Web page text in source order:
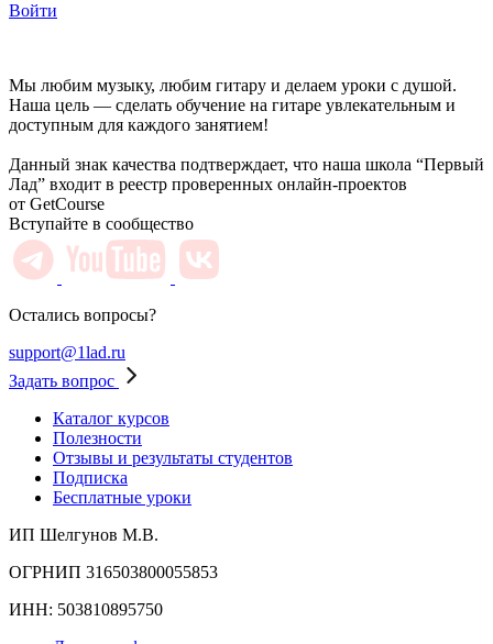
Войти
Мы любим музыку, любим гитару и делаем уроки с душой.
Наша цель — сделать обучение на гитаре увлекательным и
доступным для каждого занятием!
Данный знак качества подтверждает, что наша школа “Первый
Лад” входит в реестр проверенных онлайн-проектов
от GetCourse
Вступайте в сообщество
Остались вопросы?
support@1lad.ru
Задать вопрос
Каталог курсов
Полезности
Отзывы и результаты студентов
Подписка
Бесплатные уроки
ИП Шелгунов М.В.
ОГРНИП 316503800055853
ИНН: 503810895750